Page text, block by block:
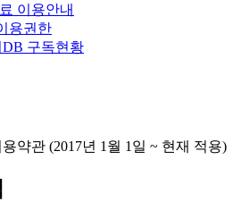
이용안내
용권한
구독현황
약관 (2017년 1월 1일 ~ 현재 적용)